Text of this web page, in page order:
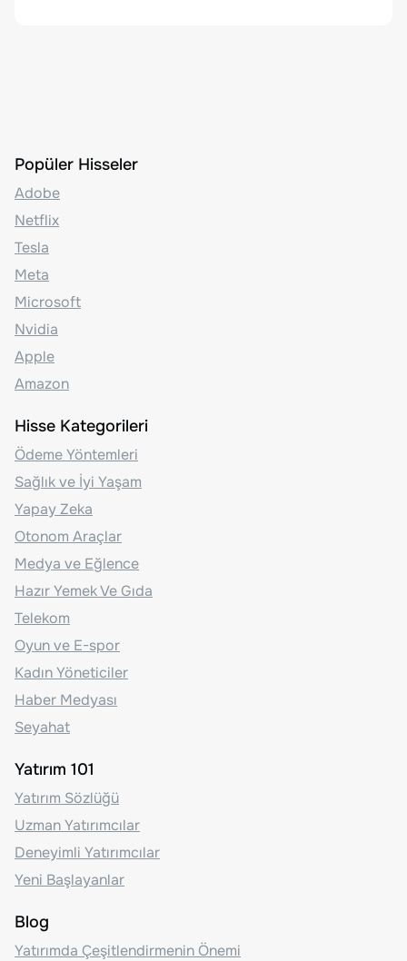
Popüler Hisseler
Adobe
Netflix
Tesla
Meta
Microsoft
Nvidia
Apple
Amazon
Hisse Kategorileri
Ödeme Yöntemleri
Sağlık ve İyi Yaşam
Yapay Zeka
Otonom Araçlar
Medya ve Eğlence
Hazır Yemek Ve Gıda
Telekom
Oyun ve E-spor
Kadın Yöneticiler
Haber Medyası
Seyahat
Yatırım 101
Yatırım Sözlüğü
Uzman Yatırımcılar
Deneyimli Yatırımcılar
Yeni Başlayanlar
Blog
Yatırımda Çeşitlendirmenin Önemi